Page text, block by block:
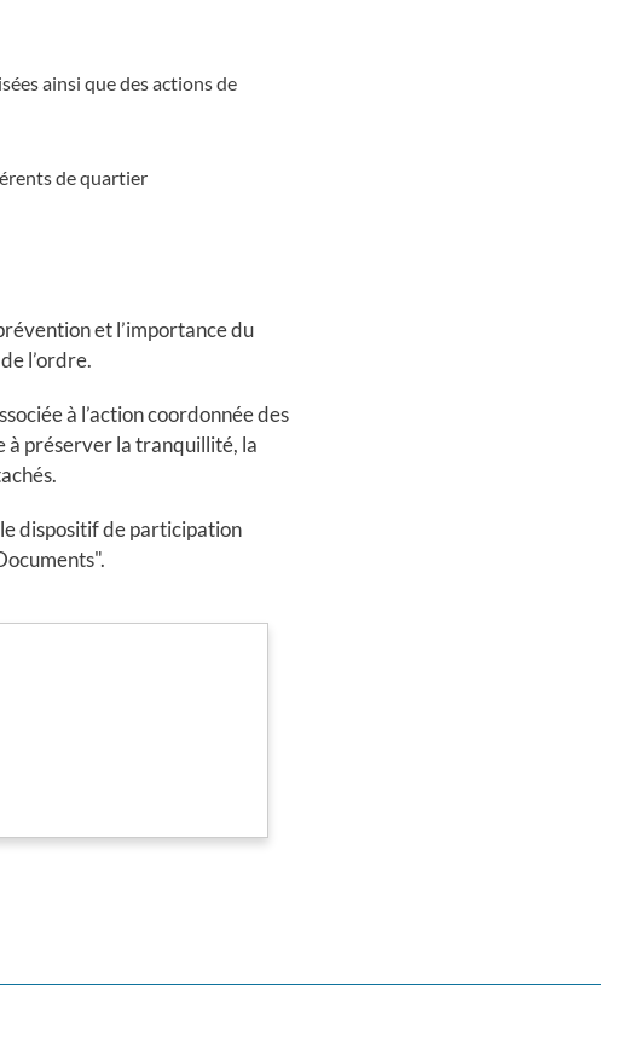
ainsi que des actions de
de quartier
et l’importance du
l’ordre.
à l’action coordonnée des
à préserver la tranquillité, la
dispositif de participation